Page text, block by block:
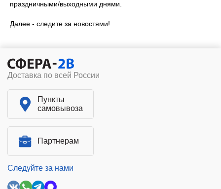
праздничными/выходными днями.
Далее - следите за новостями!
Доставка по всей России
Пункты
самовывоза
Партнерам
Следуйте за нами